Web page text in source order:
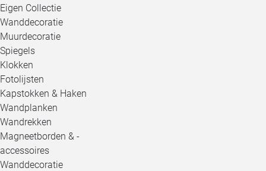
Eigen Collectie
Wanddecoratie
Muurdecoratie
Spiegels
Klokken
Fotolijsten
Kapstokken & Haken
Wandplanken
Wandrekken
Magneetborden & -
accessoires
Wanddecoratie